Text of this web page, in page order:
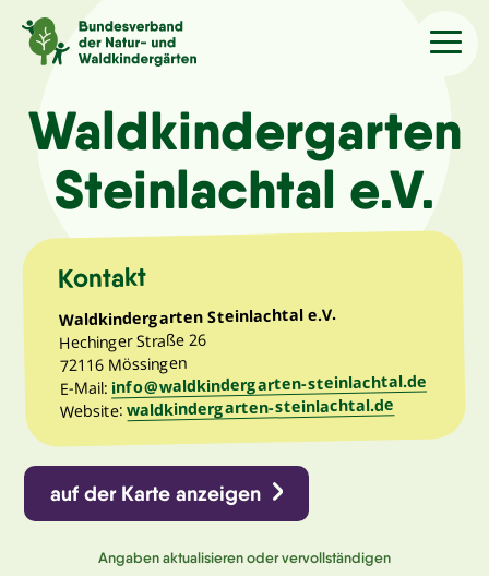
Sprache/Language
Aktuelles
Über uns
Kindergärten
Angebote
Kontakt
Waldkindergarten
Steinlachtal e.V.
Kontakt
Waldkindergarten Steinlachtal e.V.
Hechinger Straße 26
72116 Mössingen
E-Mail: info@waldkindergarten-steinlachtal.de
Website:waldkindergarten-steinlachtal.de
auf der Karte anzeigen
Angaben aktualisieren oder vervollständigen